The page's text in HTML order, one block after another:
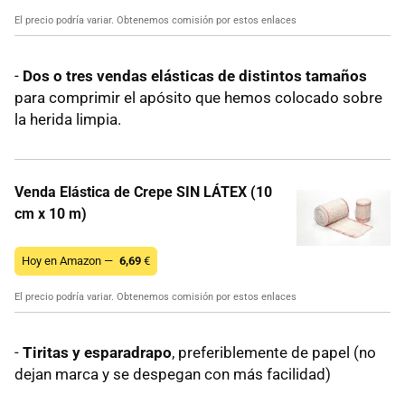
El precio podría variar. Obtenemos comisión por estos enlaces
- Dos o tres vendas elásticas de distintos tamaños
para comprimir el apósito que hemos colocado sobre
la herida limpia.
Venda Elástica de Crepe SIN LÁTEX (10
cm x 10 m)
Hoy en Amazon — 6,69 €
El precio podría variar. Obtenemos comisión por estos enlaces
- Tiritas y esparadrapo, preferiblemente de papel (no
dejan marca y se despegan con más facilidad)